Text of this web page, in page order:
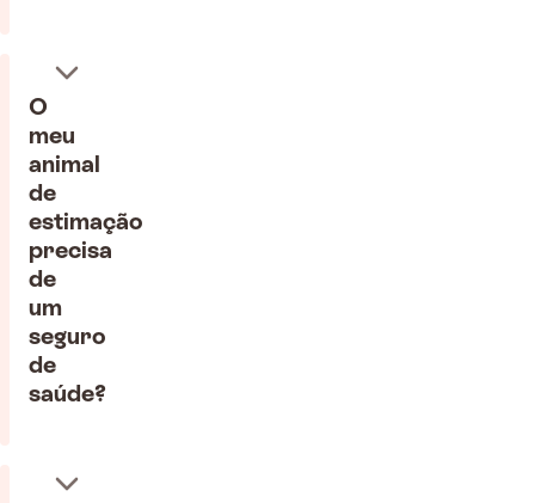
O
meu
animal
de
estimação
precisa
de
um
seguro
de
saúde?